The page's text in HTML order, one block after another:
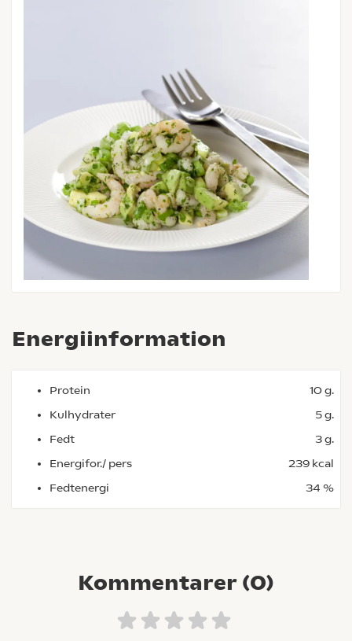
Energiinformation
Protein
10 g.
Kulhydrater
5 g.
Fedt
3 g.
Energifor./ pers
239 kcal
Fedtenergi
34 %
Kommentarer (0)